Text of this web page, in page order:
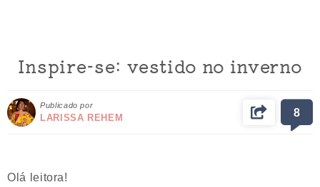
Inspire-se: vestido no inverno
Publicado por
LARISSA REHEM 8
Olá leitora!